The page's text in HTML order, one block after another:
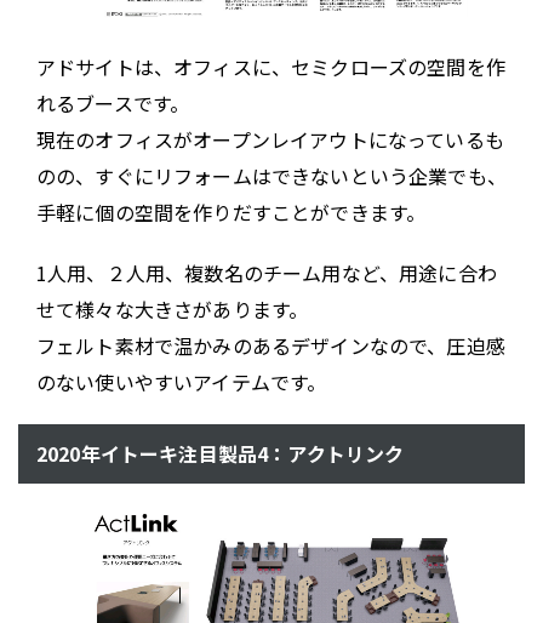
アドサイトは、オフィスに、セミクローズの空間を作
れるブースです。
現在のオフィスがオープンレイアウトになっているも
のの、すぐにリフォームはできないという企業でも、
手軽に個の空間を作りだすことができます。
1人用、２人用、複数名のチーム用など、用途に合わ
せて様々な大きさがあります。
フェルト素材で温かみのあるデザインなので、圧迫感
のない使いやすいアイテムです。
2020年イトーキ注目製品4：アクトリンク